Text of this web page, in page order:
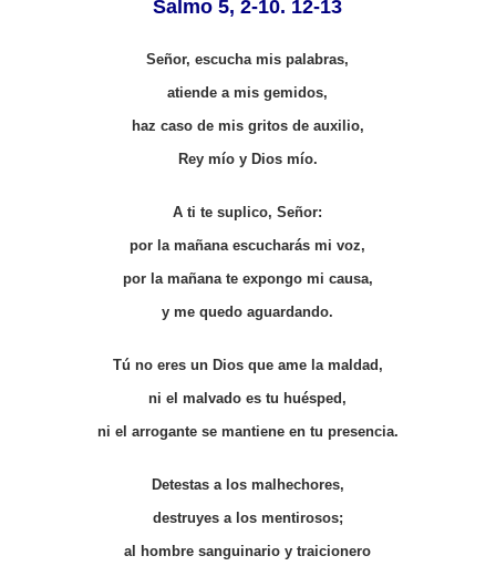
Salmo 5, 2-10. 12-13
Señor, escucha mis palabras,
atiende a mis gemidos,
haz caso de mis gritos de auxilio,
Rey mío y Dios mío.
A ti te suplico, Señor:
por la mañana escucharás mi voz,
por la mañana te expongo mi causa,
y me quedo aguardando.
Tú no eres un Dios que ame la maldad,
ni el malvado es tu huésped,
ni el arrogante se mantiene en tu presencia.
Detestas a los malhechores,
destruyes a los mentirosos;
al hombre sanguinario y traicionero